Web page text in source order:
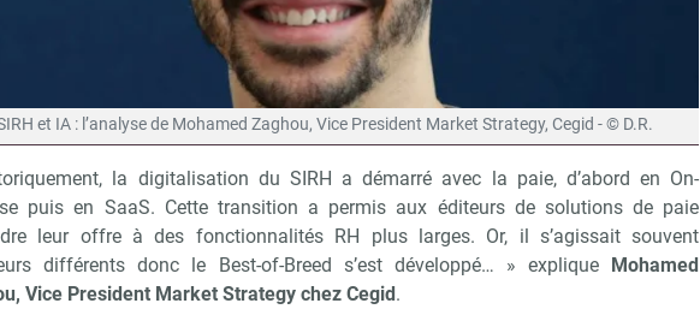
et IA : l’analyse de Mohamed Zaghou, Vice President Market Strategy, Cegid - © D.R.
la digitalisation du SIRH a démarré avec la paie, d’abord en On-
puis en SaaS. Cette transition a permis aux éditeurs de solutions de paie
leur offre à des fonctionnalités RH plus larges. Or, il s’agissait souvent
différents donc le Best-of-Breed s’est développé… » explique Mohamed
Vice President Market Strategy chez Cegid.